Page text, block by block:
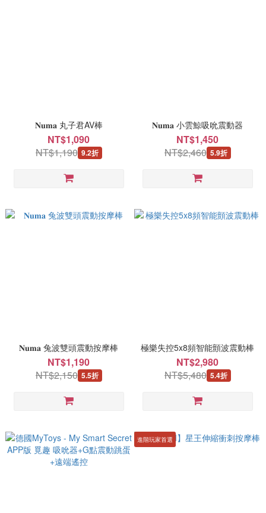
𝐍𝐮𝐦𝐚 丸子君AV棒
NT$1,090
NT$1,190 9.2折
𝐍𝐮𝐦𝐚 小雲鯨吸吮震動器
NT$1,450
NT$2,460 5.9折
𝐍𝐮𝐦𝐚 兔波雙頭震動按摩棒
NT$1,190
NT$2,150 5.5折
極樂失控5x8頻智能顫波震動棒
NT$2,980
NT$5,480 5.4折
進階玩家首選